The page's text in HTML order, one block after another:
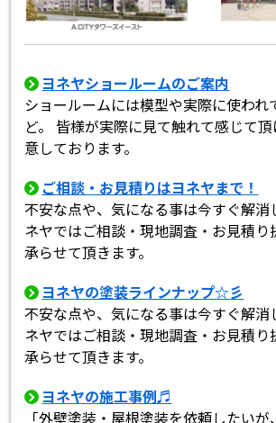
ヨネヤショールームのご案内
ショールームには模型や実際に使われ
ど。 皆様が実際に見て触れて感じて
意しております。
ご相談・お見積りはヨネヤまで！
不安な点や、気になる事は今すぐ解消
ネヤではご相談・現地調査・お見積り
承らせて頂きます。
ヨネヤの塗装ラインナップ☆彡
不安な点や、気になる事は今すぐ解消
ネヤではご相談・現地調査・お見積り
承らせて頂きます。
ヨネヤの施工事例♬
「外壁塗装・屋根塗装を依頼したい